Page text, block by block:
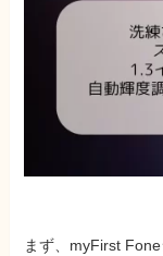
まず、myFirst